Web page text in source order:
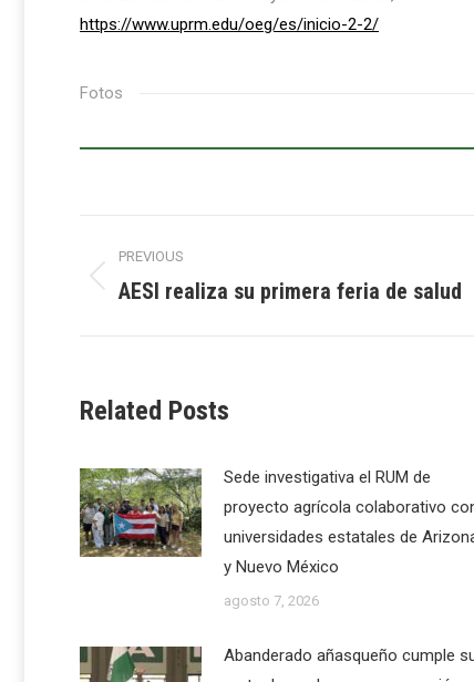
https://www.uprm.edu/oeg/es/inicio-2-2/
Fotos
Post
navigation
PREVIOUS
Previous
AESI realiza su primera feria de salud
Related Posts
Sede investigativa el RUM de
proyecto agrícola colaborativo
universidades estatales de
y Nuevo México
agosto 7, 2026
Abanderado añasqueño cumple